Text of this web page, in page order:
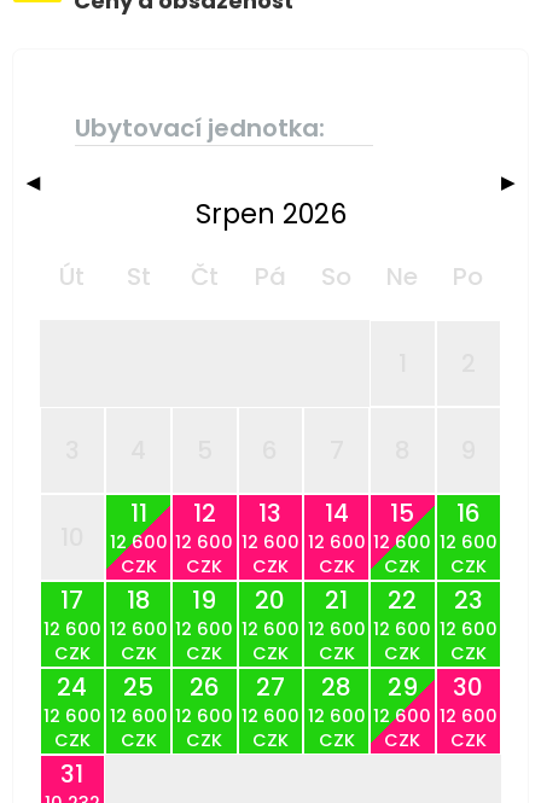
Ubytovací jednotka:
◀ ▶
Srpen 2026
Út St Čt Pá So Ne Po
11
12 600
CZK
12
12 600
CZK
13
12 600
CZK
14
12 600
CZK
15
12 600
CZK
16
12 600
CZK
17
12 600
CZK
18
12 600
CZK
19
12 600
CZK
20
12 600
CZK
21
12 600
CZK
22
12 600
CZK
23
12 600
CZK
24
12 600
CZK
25
12 600
CZK
26
12 600
CZK
27
12 600
CZK
28
12 600
CZK
29
12 600
CZK
30
12 600
CZK
31